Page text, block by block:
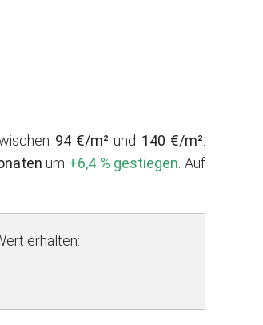
94 €/m² und 140 €/m²
um +6,4 % gestiegen . Auf
erhalten: